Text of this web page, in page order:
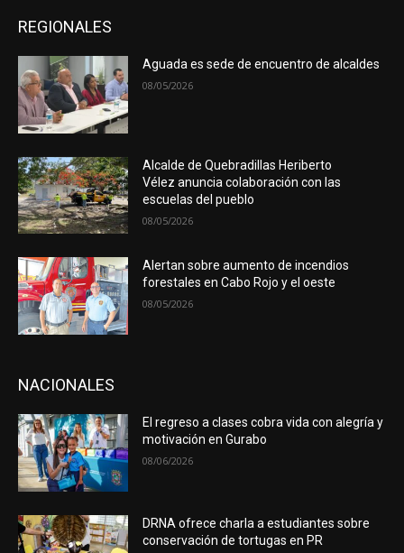
REGIONALES
Aguada es sede de encuentro de alcaldes
08/05/2026
Alcalde de Quebradillas Heriberto
Vélez anuncia colaboración con las
escuelas del pueblo
08/05/2026
Alertan sobre aumento de incendios
forestales en Cabo Rojo y el oeste
08/05/2026
NACIONALES
El regreso a clases cobra vida con alegría y
motivación en Gurabo
08/06/2026
DRNA ofrece charla a estudiantes sobre
conservación de tortugas en PR